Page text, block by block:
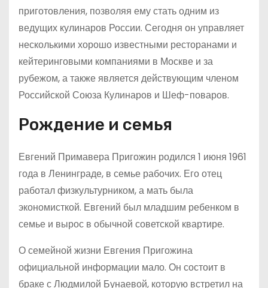
приготовления, позволяя ему стать одним из
ведущих кулинаров России. Сегодня он управляет
несколькими хорошо известными ресторанами и
кейтеринговыми компаниями в Москве и за
рубежом, а также является действующим членом
Российской Союза Кулинаров и Шеф-поваров.
Рождение и семья
Евгений Примавера Пригожин родился 1 июня 1961
года в Ленинграде, в семье рабочих. Его отец
работал физкультурником, а мать была
экономисткой. Евгений был младшим ребенком в
семье и вырос в обычной советской квартире.
О семейной жизни Евгения Пригожина
официальной информации мало. Он состоит в
браке с Людмилой Бунаевой, которую встретил на